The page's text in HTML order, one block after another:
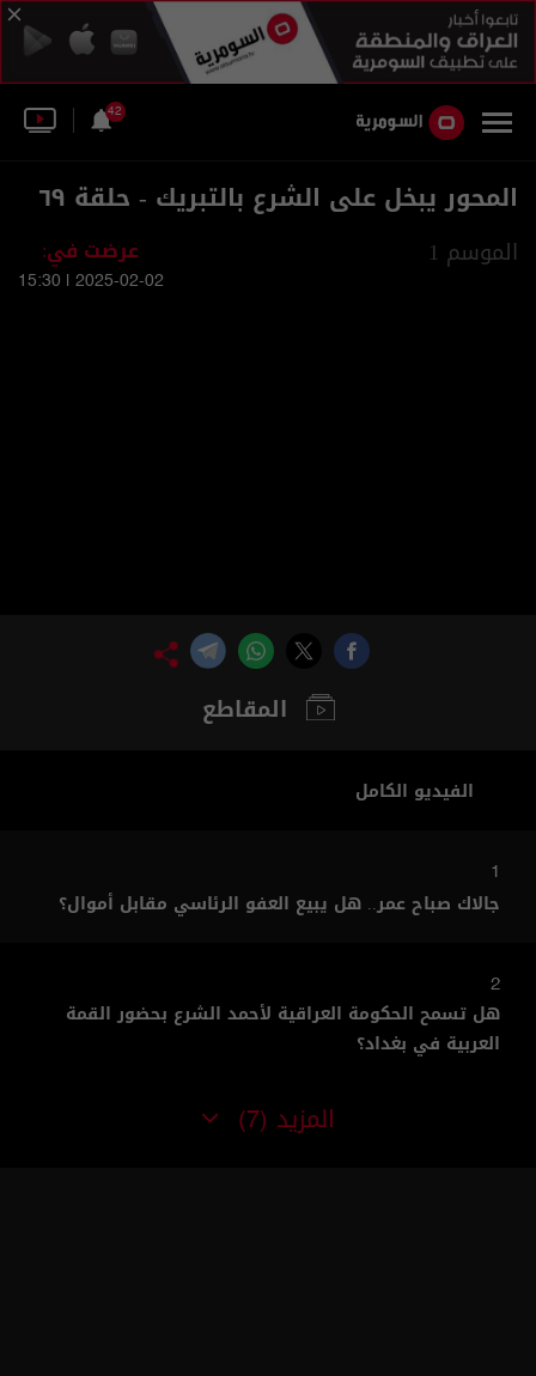
42
المحور يبخل على الشرع بالتبريك - حلقة ٦٩
الموسم 1 عرضت في:
2025-02-02 | 15:30
المقاطع
الفيديو الكامل
1
جالاك صباح عمر.. هل يبيع العفو الرئاسي مقابل أموال؟
2
هل تسمح الحكومة العراقية لأحمد الشرع بحضور القمة
العربية في بغداد؟
المزيد (7)